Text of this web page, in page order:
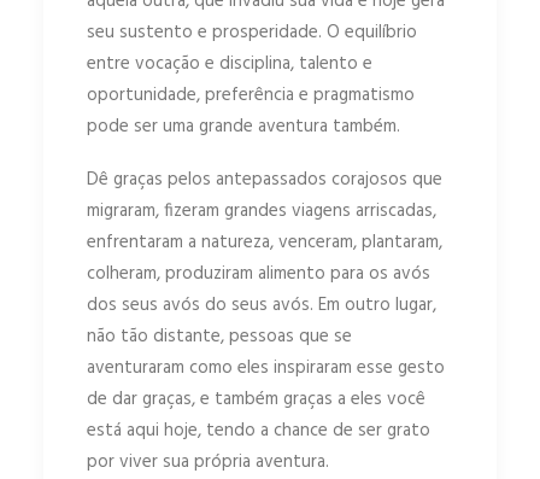
seu sustento e prosperidade. O equilíbrio
entre vocação e disciplina, talento e
oportunidade, preferência e pragmatismo
pode ser uma grande aventura também.
Dê graças pelos antepassados corajosos que
migraram, fizeram grandes viagens arriscadas,
enfrentaram a natureza, venceram, plantaram,
colheram, produziram alimento para os avós
dos seus avós do seus avós. Em outro lugar,
não tão distante, pessoas que se
aventuraram como eles inspiraram esse gesto
de dar graças, e também graças a eles você
está aqui hoje, tendo a chance de ser grato
por viver sua própria aventura.